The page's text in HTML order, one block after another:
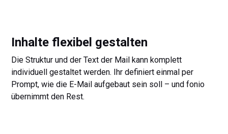
Inhalte flexibel gestalten
Die Struktur und der Text der Mail kann komplett
individuell gestaltet werden. Ihr definiert einmal per
Prompt, wie die E-Mail aufgebaut sein soll – und fonio
übernimmt den Rest.